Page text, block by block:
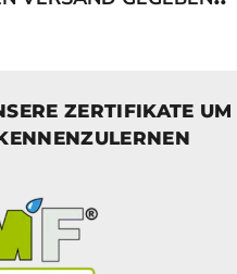
ZERTIFIKATE UM